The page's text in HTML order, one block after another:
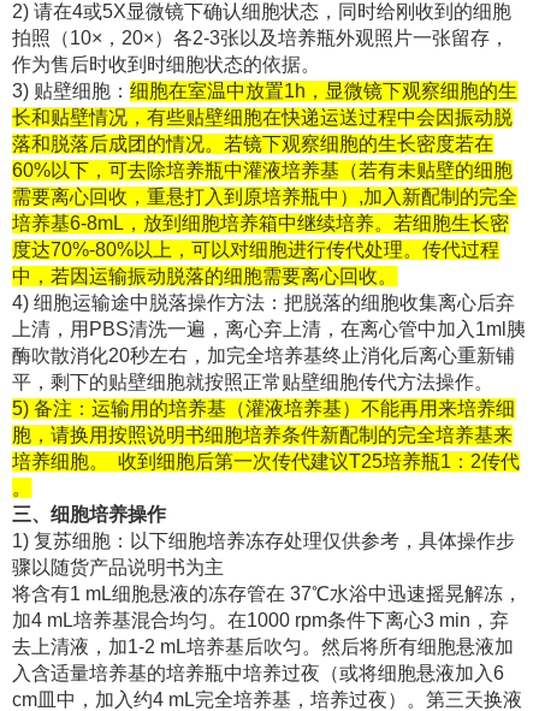
2) 请在4或5X显微镜下确认细胞状态，同时给刚收到的细胞
拍照（10×，20×）各2-3张以及培养瓶外观照片一张留存，
作为售后时收到时细胞状态的依据。
3) 贴壁细胞： 细胞在室温中放置1h，显微镜下观察细胞的生
长和贴壁情况，有些贴壁细胞在快递运送过程中会因振动脱
落和脱落后成团的情况。若镜下观察细胞的生长密度若在
60%以下，可去除培养瓶中灌液培养基（若有未贴壁的细胞
需要离心回收，重悬打入到原培养瓶中）,加入新配制的完全
培养基6-8mL，放到细胞培养箱中继续培养。若细胞生长密
度达70%-80%以上，可以对细胞进行传代处理。传代过程
中，若因运输振动脱落的细胞需要离心回收。
4) 细胞运输途中脱落操作方法：把脱落的细胞收集离心后弃
上清，用PBS清洗一遍，离心弃上清，在离心管中加入1ml胰
酶吹散消化20秒左右，加完全培养基终止消化后离心重新铺
平，剩下的贴壁细胞就按照正常贴壁细胞传代方法操作。
5) 备注：运输用的培养基（灌液培养基）不能再用来培养细
胞，请换用按照说明书细胞培养条件新配制的完全培养基来
培养细胞。 收到细胞后第一次传代建议T25培养瓶1：2传代
。
三、细胞培养操作
1) 复苏细胞：以下细胞培养冻存处理仅供参考，具体操作步
骤以随货产品说明书为主
将含有1 mL细胞悬液的冻存管在 37℃水浴中迅速摇晃解冻，
加4 mL培养基混合均匀。在1000 rpm条件下离心3 min，弃
去上清液，加1-2 mL培养基后吹匀。然后将所有细胞悬液加
入含适量培养基的培养瓶中培养过夜（或将细胞悬液加入6
cm皿中，加入约4 mL完全培养基，培养过夜）。第三天换液